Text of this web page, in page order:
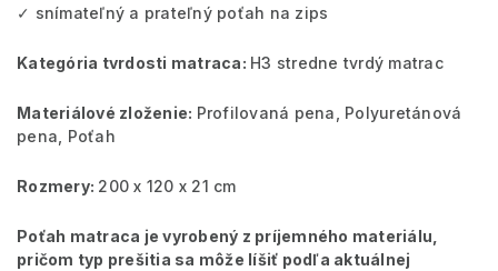
✓ snímateľný a prateľný poťah na zips
Kategória tvrdosti matraca: H3 stredne tvrdý matrac
Materiálové zloženie: Profilovaná pena, Polyuretánová
pena, Poťah
Rozmery: 200 x 120 x 21 cm
Poťah matraca je vyrobený z príjemného materiálu,
pričom typ prešitia sa môže líšiť podľa aktuálnej